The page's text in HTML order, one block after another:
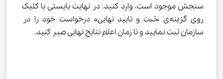
سنجش موجود است، وارد کنید. در نهایت بایستی با کلیک
روی گزینه‌ی «ثبت و تایید نهایی» درخواست خود را در
سازمان ثبت نمایید و تا زمان اعلام نتایج نهایی صبر کنید.